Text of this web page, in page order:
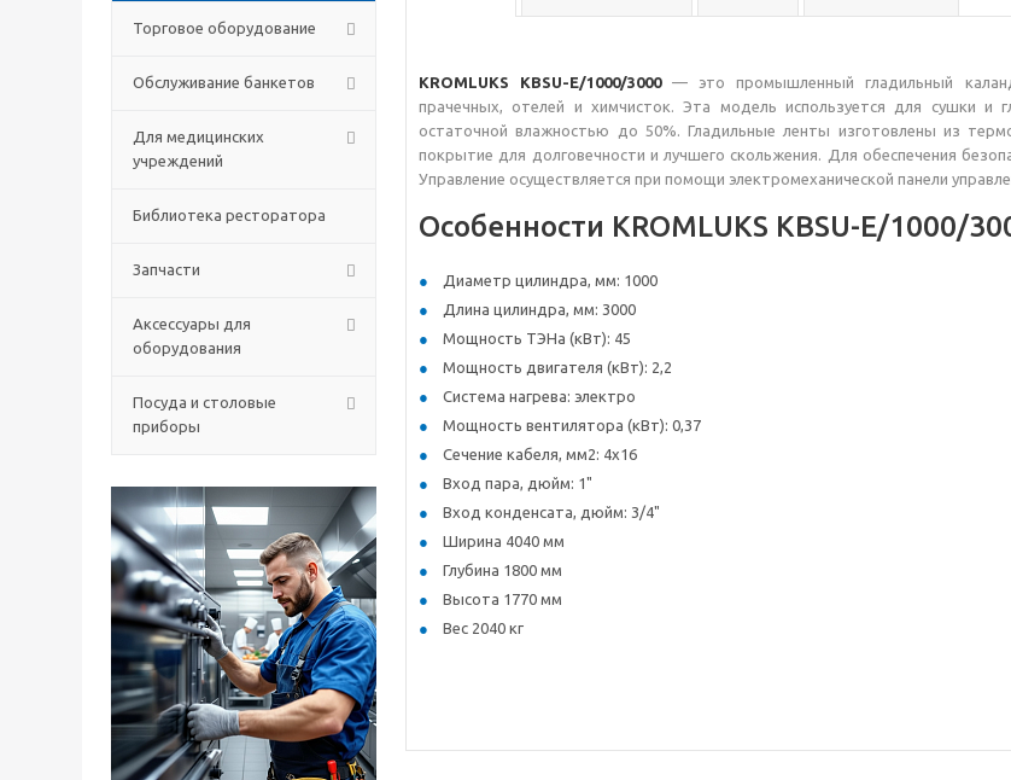
Торговое оборудование
Обслуживание банкетов
Для медицинских
учреждений
Библиотека ресторатора
Запчасти
Аксессуары для
оборудования
Посуда и столовые
приборы
KROMLUKS KBSU-E/1000/3000— это промышленный гладильный
прачечных, отелей и химчисток. Эта модель используется для сушки и
остаточной влажностью до 50%. Гладильные ленты изготовлены из
покрытие для долговечности и лучшего скольжения. Для обеспечения
Управление осуществляется при помощи электромеханической панели
Особенности KROMLUKS KBSU-E/1000/
Диаметр цилиндра, мм: 1000
Длина цилиндра, мм: 3000
Мощность ТЭНа (кВт): 45
Мощность двигателя (кВт): 2,2
Система нагрева: электро
Мощность вентилятора (кВт): 0,37
Сечение кабеля, мм2: 4х16
Вход пара, дюйм: 1"
Вход конденсата, дюйм: 3/4"
Ширина 4040 мм
Глубина 1800 мм
Высота 1770 мм
Вес 2040 кг